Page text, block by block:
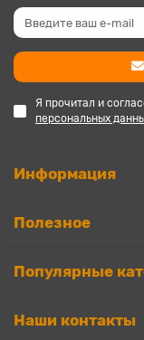
Я прочитал и
персональных
Информация
Полезное
Популярные
Наши контакты